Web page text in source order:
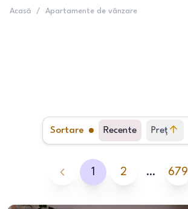
Acasă / Apartamente de vânzare
Sortare Recente Preț
crescător
1 2 … 679